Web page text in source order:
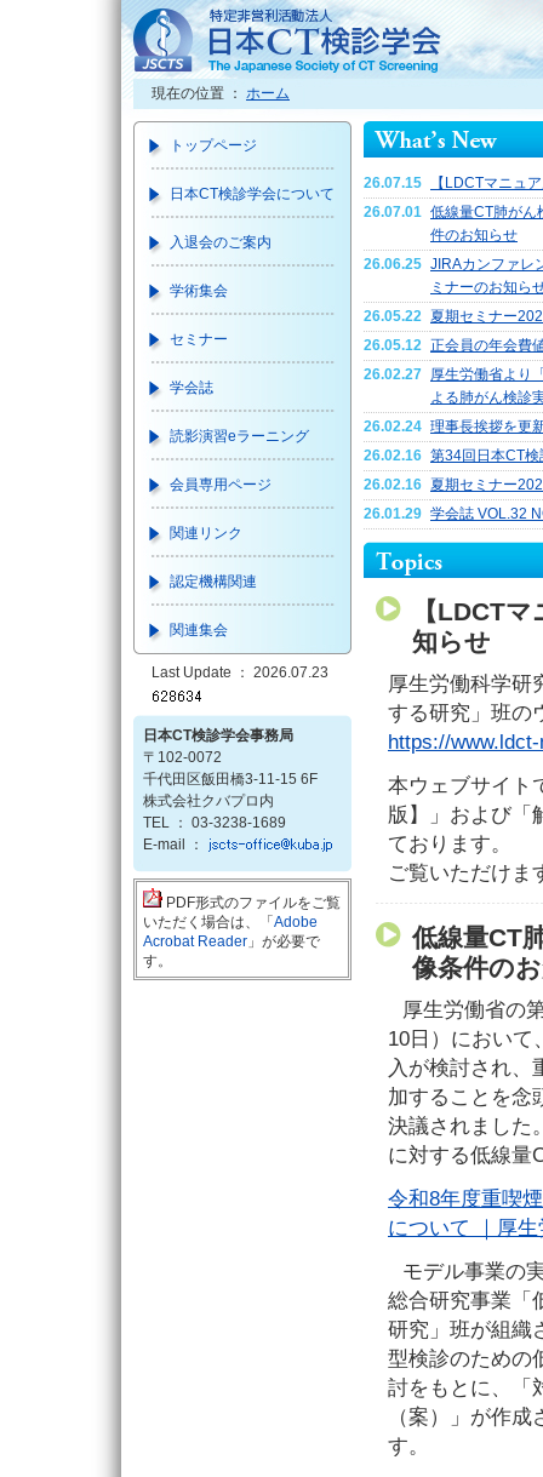
現在の位置 ： ホーム
トップページ
日本CT検診学会について
入退会のご案内
学術集会
セミナー
学会誌
読影演習eラーニング
会員専用ページ
関連リンク
認定機構関連
関連集会
Last Update ： 2026.07.23
日本CT検診学会事務局
〒102-0072
千代田区飯田橋3-11-15 6F
株式会社クバプロ内
TEL ： 03-3238-1689
E-mail ：
PDF形式のファイルをご覧
いただく場合は、「 Adobe
Acrobat Reader 」が必要で
す。
26.07.15
【LDCTマニュ
26.07.01 低線量CT肺がん
件のお知らせ
26.06.25 JIRAカンファレ
ミナーのお知ら
26.05.22 夏期セミナー
26.05.12 正会員の年会費
26.02.27 厚生労働省より
よる肺がん検診
26.02.24 理事長挨拶を更
26.02.16 第34回日本CT
26.02.16 夏期セミナー
26.01.29 学会誌 VOL.32
【LDCT
知らせ
厚生労働科学研
する研究」班の
https://
本ウェブサイト
版】」および「
ております。
ご覧いただけま
低線量CT
像条件の
厚生労働省の
10日）において
入が検討され、
加することを念
決議されました
に対する低線量
令和8年度重喫
について ｜厚
モデル事業の
総合研究事業「
研究」班が組織
型検診のための
討をもとに、「
（案）」が作
す。